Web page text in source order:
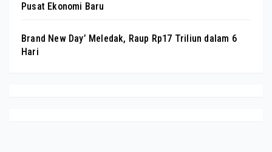
Pusat Ekonomi Baru
Brand New Day’ Meledak, Raup Rp17 Triliun dalam 6
Hari